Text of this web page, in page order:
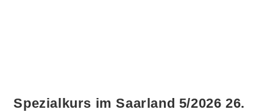
Spezialkurs im Saarland 5/2026 26.